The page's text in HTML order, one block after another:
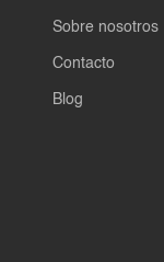
Sobre nosotros
Contacto
Blog